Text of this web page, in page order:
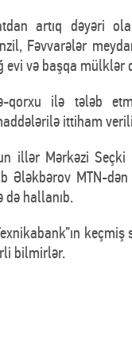
artıq dəyəri
Fəvvarələr
evi və başqa mülklər
qorxu ilə tələb
ittiham
illər Mərkəzi
Ələkbərov MTN-
də hallanıb.
bilmirlər.